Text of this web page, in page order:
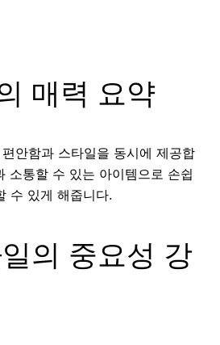
매력 요약
안함과 스타일을 동시에 제공합
소통할 수 있는 아이템으로 손쉽
수 있게 해줍니다.
의 중요성 강